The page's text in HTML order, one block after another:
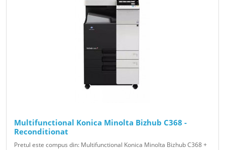
Multifunctional Konica Minolta Bizhub C368 -
Reconditionat
Pretul este compus din: Multifunctional Konica Minolta Bizhub C368 +